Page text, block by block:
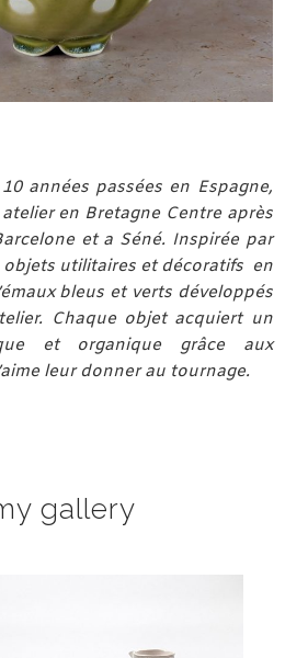
10 années passées en Espagne,
en Bretagne Centre après
et a Séné. Inspirée par
objets utilitaires et décoratifs en
bleus et verts développés
Chaque objet acquiert un
et organique grâce aux
leur donner au tournage.
gallery